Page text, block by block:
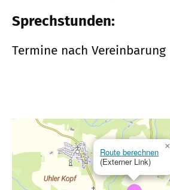
Sprechstunden:
Termine nach Vereinbarung
Route berechnen
(Externer Link)
×